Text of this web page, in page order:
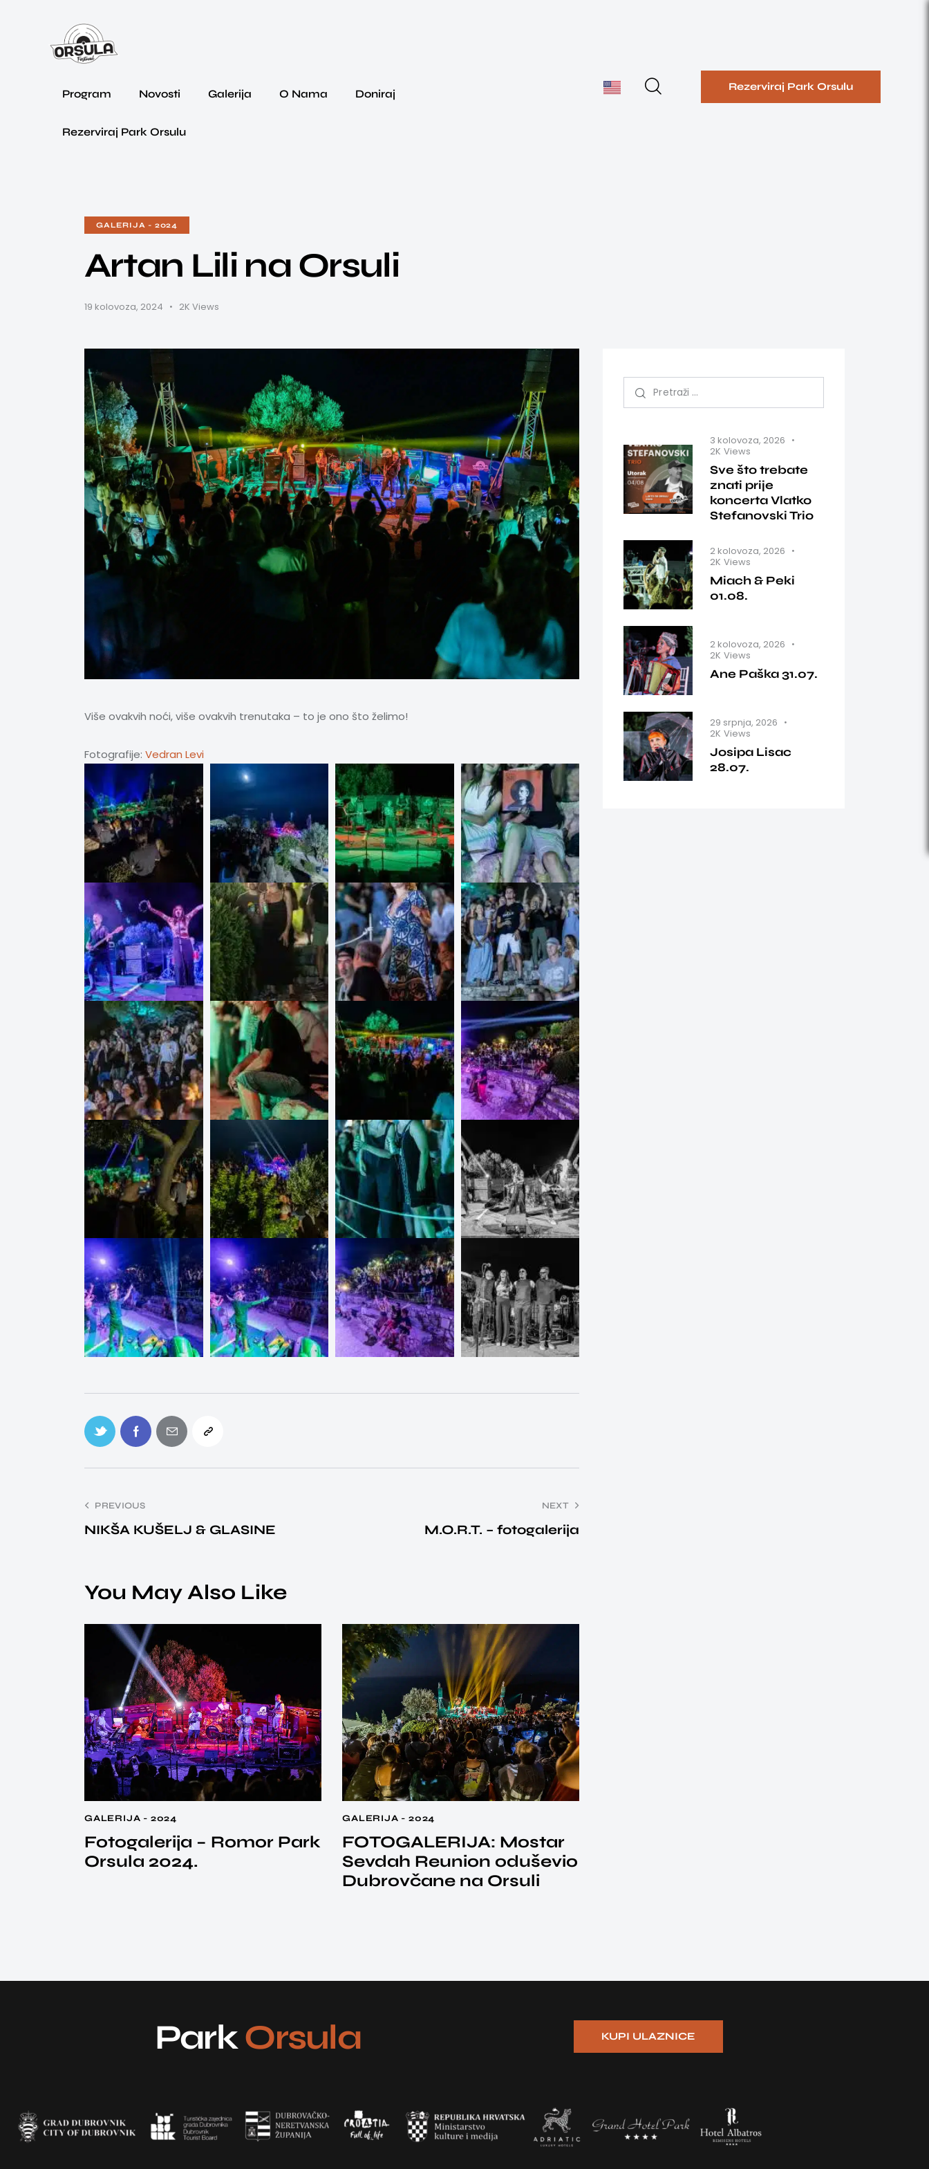
Program Novosti Galerija O Nama Doniraj
Rezerviraj Park Orsulu
Rezerviraj Park Orsulu
GALERIJA - 2024
Artan Lili na Orsuli
19 kolovoza, 2024 2K Views
Više ovakvih noći, više ovakvih trenutaka – to je ono što želimo!
Fotografije: Vedran Levi
PREVIOUS
NIKŠA KUŠELJ & GLASINE
NEXT
M.O.R.T. – fotogalerija
You May Also Like
GALERIJA - 2024
Fotogalerija – Romor Park
Orsula 2024.
GALERIJA - 2024
FOTOGALERIJA: Mostar
Sevdah Reunion oduševio
Dubrovčane na Orsuli
3 kolovoza, 2026
2K Views
Sve što trebate
znati prije
koncerta Vlatko
Stefanovski Trio
2 kolovoza, 2026
2K Views
Miach & Peki
01.08.
2 kolovoza, 2026
2K Views
Ane Paška 31.07.
29 srpnja, 2026
2K Views
Josipa Lisac
28.07.
ParkOrsula KUPI ULAZNICE